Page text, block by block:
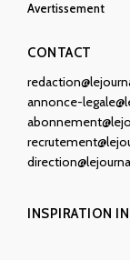
Avertissement
CONTACT
annonce-
INSPIRATION